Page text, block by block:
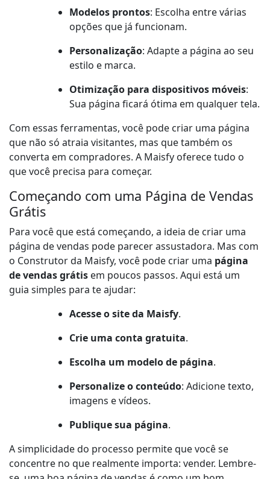
Modelos prontos: Escolha entre várias
opções que já funcionam.
Personalização: Adapte a página ao seu
estilo e marca.
Otimização para dispositivos móveis:
Sua página ficará ótima em qualquer tela.
Com essas ferramentas, você pode criar uma página
que não só atraia visitantes, mas que também os
converta em compradores. A Maisfy oferece tudo o
que você precisa para começar.
Começando com uma Página de Vendas
Grátis
Para você que está começando, a ideia de criar uma
página de vendas pode parecer assustadora. Mas com
o Construtor da Maisfy, você pode criar uma página
de vendas grátis em poucos passos. Aqui está um
guia simples para te ajudar:
Acesse o site da Maisfy.
Crie uma conta gratuita.
Escolha um modelo de página.
Personalize o conteúdo: Adicione texto,
imagens e vídeos.
Publique sua página.
A simplicidade do processo permite que você se
concentre no que realmente importa: vender. Lembre-